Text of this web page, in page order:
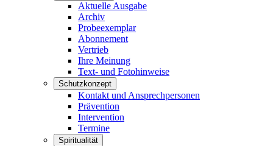
Aktuelle Ausgabe
Archiv
Probeexemplar
Abonnement
Vertrieb
Ihre Meinung
Text- und Fotohinweise
Schutzkonzept
Kontakt und Ansprechpersonen
Prävention
Intervention
Termine
Spiritualität